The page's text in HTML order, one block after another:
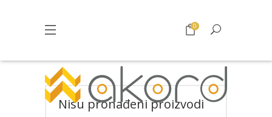
0
Nisu pronađeni proizvodi